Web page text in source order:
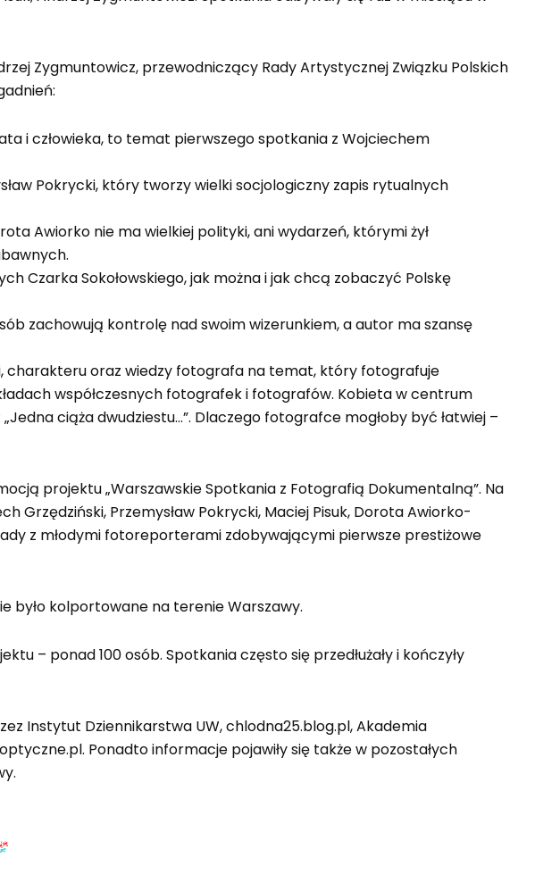
Zygmuntowicz, przewodniczący Rady Artystycznej Związku Polskich
i człowieka, to temat pierwszego spotkania z Wojciechem
Pokrycki, który tworzy wielki socjologiczny zapis rytualnych
Awiorko nie ma wielkiej polityki, ani wydarzeń, którymi żył
Czarka Sokołowskiego, jak można i jak chcą zobaczyć Polskę
zachowują kontrolę nad swoim wizerunkiem, a autor ma szansę
charakteru oraz wiedzy fotografa na temat, który fotografuje
współczesnych fotografek i fotografów. Kobieta w centrum
ciąża dwudziestu…”. Dlaczego fotografce mogłoby być łatwiej –
projektu „Warszawskie Spotkania z Fotografią Dokumentalną”. Na
Przemysław Pokrycki, Maciej Pisuk, Dorota Awiorko-
z młodymi fotoreporterami zdobywającymi pierwsze prestiżowe
było kolportowane na terenie Warszawy.
– ponad 100 osób. Spotkania często się przedłużały i kończyły
Instytut Dziennikarstwa UW, chlodna25.blog.pl, Akademia
Ponadto informacje pojawiły się także w pozostałych